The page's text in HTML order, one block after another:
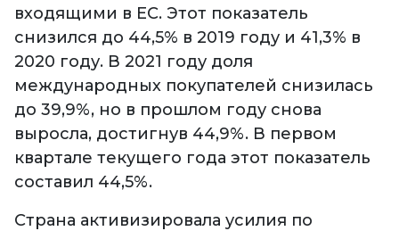
входящими в ЕС. Этот показатель
снизился до 44,5% в 2019 году и 41,3% в
2020 году. В 2021 году доля
международных покупателей снизилась
до 39,9%, но в прошлом году снова
выросла, достигнув 44,9%. В первом
квартале текущего года этот показатель
составил 44,5%.
Страна активизировала усилия по